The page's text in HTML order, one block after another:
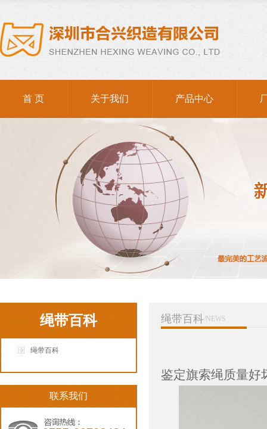
首 页 关于我们 产品中心
绳带百科
绳带百科
联系我们
绳带百科/NEWS
鉴定旗索绳质量好